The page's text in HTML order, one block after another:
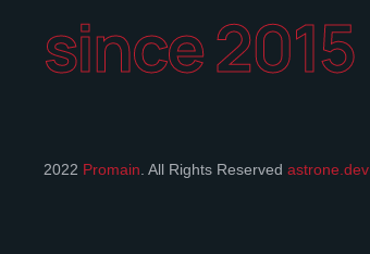
since 2015
2022 Promain . All Rights Reserved astrone.dev